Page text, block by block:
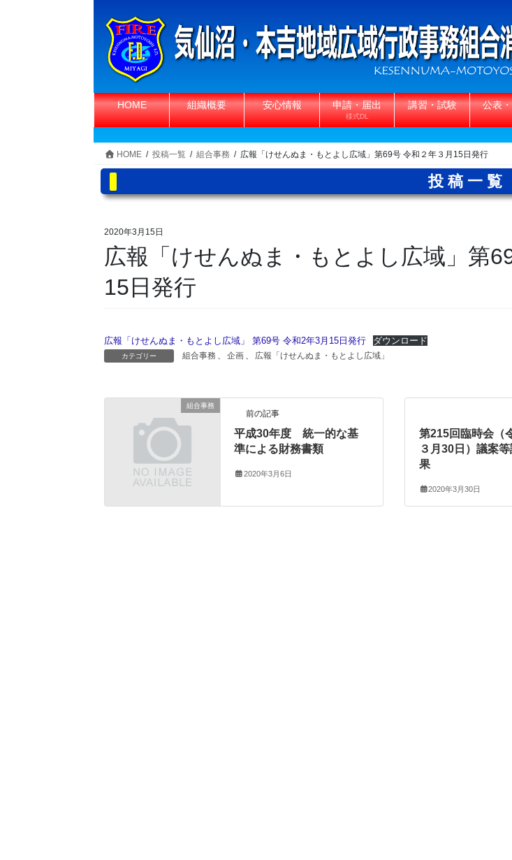
へ
ス
キ
ッ
ョ
ン
に
移
HOME 組織概要 安心情報 申請・届出
様式DL
講習・試験 公表
HOME 投稿一覧 組合事務 広報「けせんぬま・もとよし広域」第69号 令和２年３月15日発行
投稿一覧
2020年3月15日
広報「けせんぬま・もとよし広域」第
15日発行
広報「けせんぬま・もとよし広域」 第69号 令和2年3月15日発行 ダウンロード
カテゴリー 組合事務 企画 広報「けせんぬま・もとよし広域」
組合事務
前の記事
平成30年度 統一的な基
準による財務書類
2020年3月6日
第215回臨時会（
３月30日）議案
果
2020年3月30日